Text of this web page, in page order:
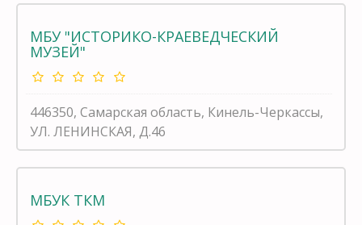
МБУ "ИСТОРИКО-КРАЕВЕДЧЕСКИЙ
МУЗЕЙ"
446350, Самарская область, Кинель-Черкассы,
УЛ. ЛЕНИНСКАЯ, Д.46
МБУК ТКМ